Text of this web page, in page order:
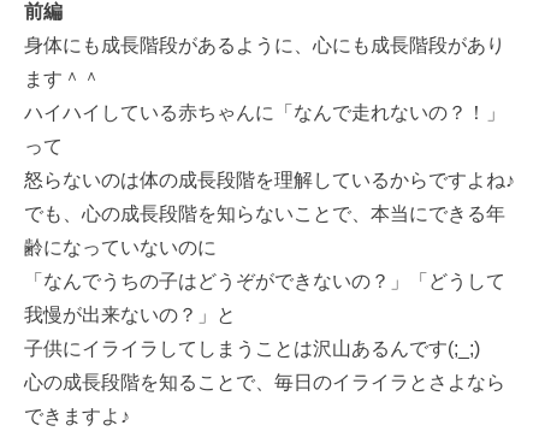
前編
身体にも成長階段があるように、心にも成長階段があり
ます＾＾
ハイハイしている赤ちゃんに「なんで走れないの？！」
って
怒らないのは体の成長段階を理解しているからですよね♪
でも、心の成長段階を知らないことで、本当にできる年
齢になっていないのに
「なんでうちの子はどうぞができないの？」「どうして
我慢が出来ないの？」と
子供にイライラしてしまうことは沢山あるんです(;_;)
心の成長段階を知ることで、毎日のイライラとさよなら
できますよ♪